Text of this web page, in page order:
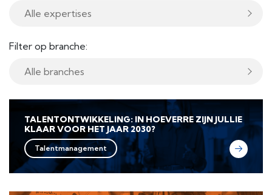
Filter op branche:
TALENTONTWIKKELING: IN HOEVERRE ZIJN JULLIE
KLAAR VOOR HET JAAR 2030?
Talentmanagement